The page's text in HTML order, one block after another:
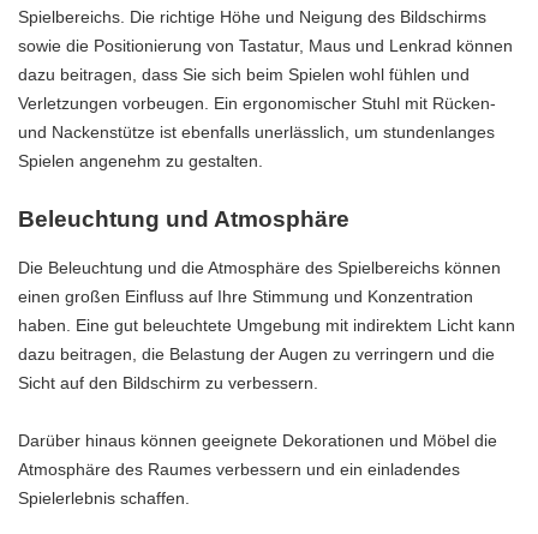
Spielbereichs. Die richtige Höhe und Neigung des Bildschirms
sowie die Positionierung von Tastatur, Maus und Lenkrad können
dazu beitragen, dass Sie sich beim Spielen wohl fühlen und
Verletzungen vorbeugen. Ein ergonomischer Stuhl mit Rücken-
und Nackenstütze ist ebenfalls unerlässlich, um stundenlanges
Spielen angenehm zu gestalten.
Beleuchtung und Atmosphäre
Die Beleuchtung und die Atmosphäre des Spielbereichs können
einen großen Einfluss auf Ihre Stimmung und Konzentration
haben. Eine gut beleuchtete Umgebung mit indirektem Licht kann
dazu beitragen, die Belastung der Augen zu verringern und die
Sicht auf den Bildschirm zu verbessern.
Darüber hinaus können geeignete Dekorationen und Möbel die
Atmosphäre des Raumes verbessern und ein einladendes
Spielerlebnis schaffen.